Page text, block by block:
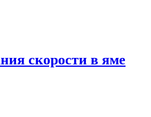
скорости в яме